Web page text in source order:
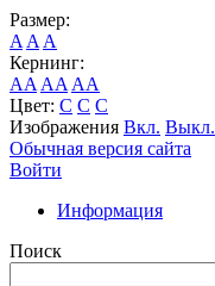
Размер:
A A A
Кернинг:
AA AA AA
Цвет: C C C
Изображения Вкл. Выкл.
Обычная версия сайта
Войти
Информация
Поиск